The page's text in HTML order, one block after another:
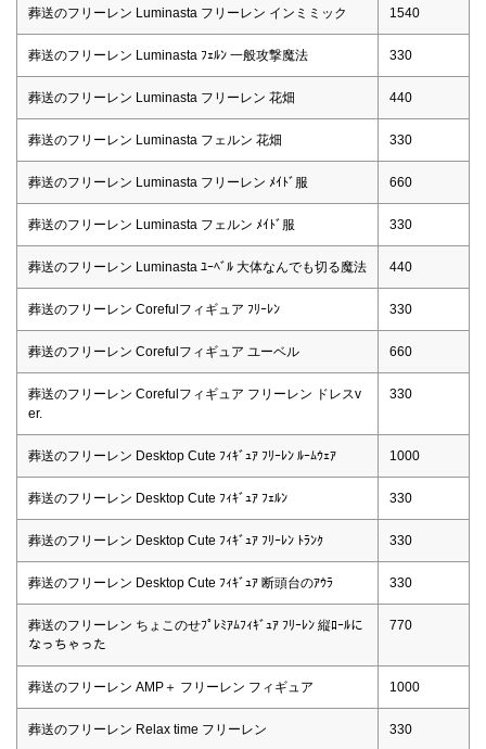
葬送のフリーレン Luminasta フリーレン インミミック 1540
葬送のフリーレン Luminasta ﾌｪﾙﾝ 一般攻撃魔法 330
葬送のフリーレン Luminasta フリーレン 花畑 440
葬送のフリーレン Luminasta フェルン 花畑 330
葬送のフリーレン Luminasta フリーレン ﾒｲﾄﾞ服 660
葬送のフリーレン Luminasta フェルン ﾒｲﾄﾞ服 330
葬送のフリーレン Luminasta ﾕｰﾍﾞﾙ 大体なんでも切る魔法 440
葬送のフリーレン Corefulフィギュア ﾌﾘｰﾚﾝ 330
葬送のフリーレン Corefulフィギュア ユーベル 660
葬送のフリーレン Corefulフィギュア フリーレン ドレスv
er.
330
葬送のフリーレン Desktop Cute ﾌｨｷﾞｭｱ ﾌﾘｰﾚﾝ ﾙｰﾑｳｪｱ 1000
葬送のフリーレン Desktop Cute ﾌｨｷﾞｭｱ ﾌｪﾙﾝ 330
葬送のフリーレン Desktop Cute ﾌｨｷﾞｭｱ ﾌﾘｰﾚﾝ ﾄﾗﾝｸ 330
葬送のフリーレン Desktop Cute ﾌｨｷﾞｭｱ 断頭台のｱｳﾗ 330
葬送のフリーレン ちょこのせﾌﾟﾚﾐｱﾑﾌｨｷﾞｭｱ ﾌﾘｰﾚﾝ 縦ﾛｰﾙに
なっちゃった
770
葬送のフリーレン AMP＋ フリーレン フィギュア 1000
葬送のフリーレン Relax time フリーレン 330